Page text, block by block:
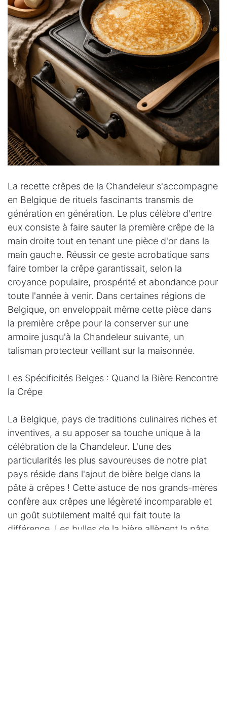
La recette crêpes de la Chandeleur s'accompagne
en Belgique de rituels fascinants transmis de
génération en génération. Le plus célèbre d'entre
eux consiste à faire sauter la première crêpe de la
main droite tout en tenant une pièce d'or dans la
main gauche. Réussir ce geste acrobatique sans
faire tomber la crêpe garantissait, selon la
croyance populaire, prospérité et abondance pour
toute l'année à venir. Dans certaines régions de
Belgique, on enveloppait même cette pièce dans
la première crêpe pour la conserver sur une
armoire jusqu'à la Chandeleur suivante, un
talisman protecteur veillant sur la maisonnée.
Les Spécificités Belges : Quand la Bière Rencontre
la Crêpe
La Belgique, pays de traditions culinaires riches et
inventives, a su apposer sa touche unique à la
célébration de la Chandeleur. L'une des
particularités les plus savoureuses de notre plat
pays réside dans l'ajout de bière belge dans la
pâte à crêpes ! Cette astuce de nos grands-mères
confère aux crêpes une légèreté incomparable et
un goût subtilement malté qui fait toute la
différence. Les bulles de la bière allègent la pâte